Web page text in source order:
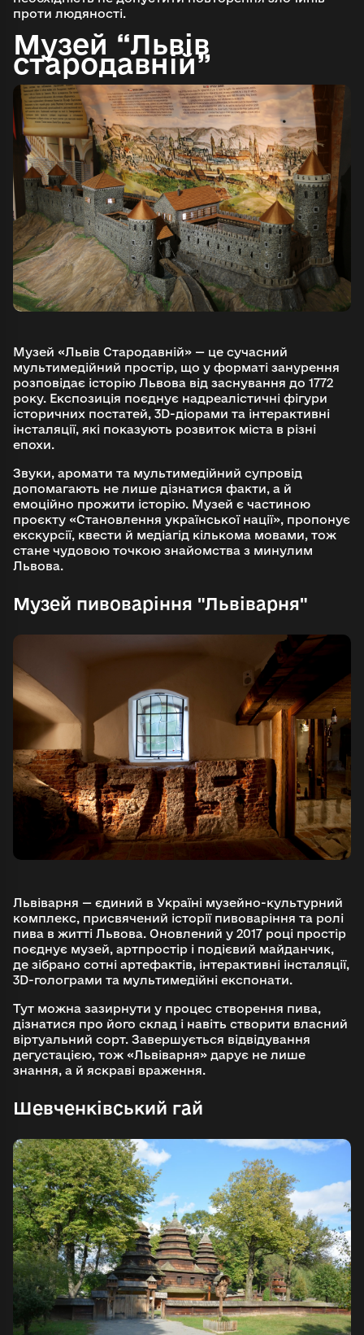
проти людяності.
Музей “Львів
стародавній”
Музей «Львів Стародавній» — це сучасний
мультимедійний простір, що у форматі занурення
розповідає історію Львова від заснування до 1772
року. Експозиція поєднує надреалістичні фігури
історичних постатей, 3D-діорами та інтерактивні
інсталяції, які показують розвиток міста в різні
епохи.
Звуки, аромати та мультимедійний супровід
допомагають не лише дізнатися факти, а й
емоційно прожити історію. Музей є частиною
проєкту «Становлення української нації», пропонує
екскурсії, квести й медіагід кількома мовами, тож
стане чудовою точкою знайомства з минулим
Львова.
Музей пивоваріння "Львіварня"
Львіварня — єдиний в Україні музейно-культурний
комплекс, присвячений історії пивоваріння та ролі
пива в житті Львова. Оновлений у 2017 році простір
поєднує музей, артпростір і подієвий майданчик,
де зібрано сотні артефактів, інтерактивні інсталяції,
3D-голограми та мультимедійні експонати.
Тут можна зазирнути у процес створення пива,
дізнатися про його склад і навіть створити власний
віртуальний сорт. Завершується відвідування
дегустацією, тож «Львіварня» дарує не лише
знання, а й яскраві враження.
Шевченківський гай